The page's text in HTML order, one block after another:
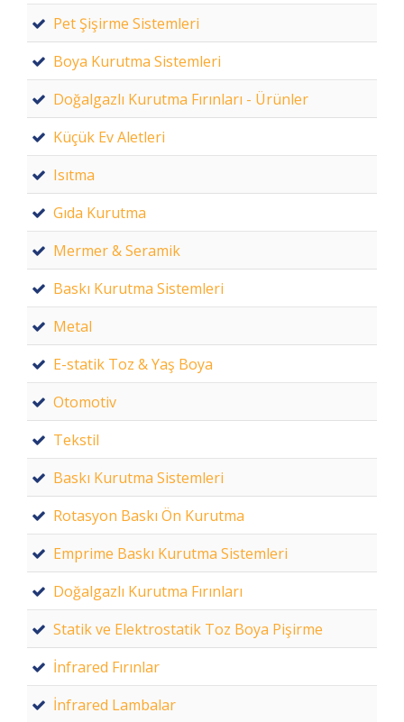
Pet Şişirme Sistemleri
Boya Kurutma Sistemleri
Doğalgazlı Kurutma Fırınları - Ürünler
Küçük Ev Aletleri
Isıtma
Gıda Kurutma
Mermer & Seramik
Baskı Kurutma Sistemleri
Metal
E-statik Toz & Yaş Boya
Otomotiv
Tekstil
Baskı Kurutma Sistemleri
Rotasyon Baskı Ön Kurutma
Emprime Baskı Kurutma Sistemleri
Doğalgazlı Kurutma Fırınları
Statik ve Elektrostatik Toz Boya Pişirme
İnfrared Fırınlar
İnfrared Lambalar